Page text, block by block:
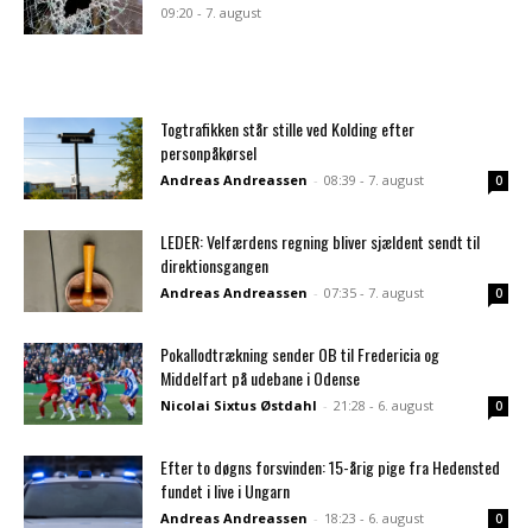
09:20 - 7. august
Togtrafikken står stille ved Kolding efter
personpåkørsel
Andreas Andreassen - 08:39 - 7. august 0
LEDER: Velfærdens regning bliver sjældent sendt til
direktionsgangen
Andreas Andreassen - 07:35 - 7. august 0
Pokallodtrækning sender OB til Fredericia og
Middelfart på udebane i Odense
Nicolai Sixtus Østdahl - 21:28 - 6. august 0
Efter to døgns forsvinden: 15-årig pige fra Hedensted
fundet i live i Ungarn
Andreas Andreassen - 18:23 - 6. august 0